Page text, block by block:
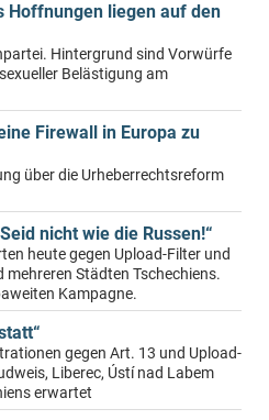
Hoffnungen liegen auf den
Hintergrund sind Vorwürfe
Belästigung am
Firewall in Europa zu
über die Urheberrechtsreform
nicht wie die Russen!“
heute gegen Upload-Filter und
Städten Tschechiens.
Kampagne.
gegen Art. 13 und Upload-
Liberec, Ústí nad Labem
erwartet